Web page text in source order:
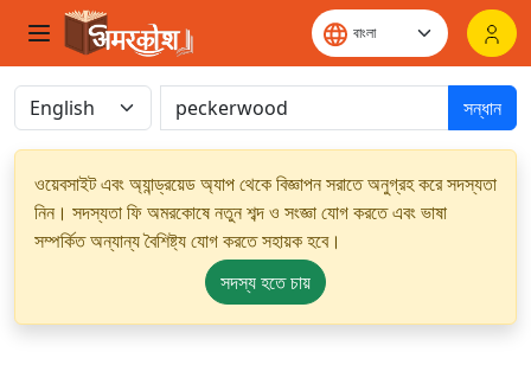
সন্ধান
ওয়েবসাইট এবং অ্যান্ড্রয়েড অ্যাপ থেকে বিজ্ঞাপন সরাতে অনুগ্রহ করে সদস্যতা
নিন। সদস্যতা ফি অমরকোষে নতুন শব্দ ও সংজ্ঞা যোগ করতে এবং ভাষা
সম্পর্কিত অন্যান্য বৈশিষ্ট্য যোগ করতে সহায়ক হবে।
সদস্য হতে চায়